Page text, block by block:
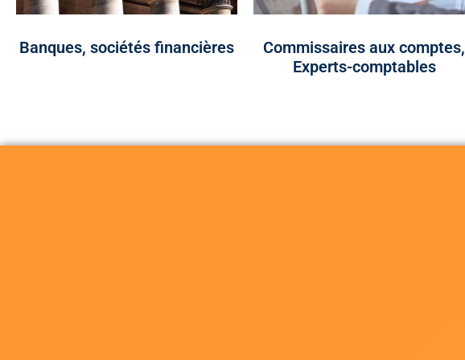
Banques, sociétés financières
Commissaires aux comptes,
Experts-comptables